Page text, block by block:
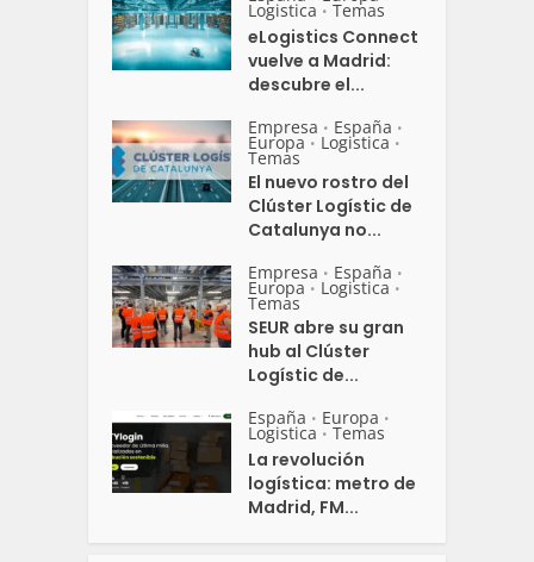
Logistica • Temas
eLogistics Connect
vuelve a Madrid:
descubre el...
Empresa • España •
Europa • Logistica •
Temas
El nuevo rostro del
Clúster Logístic de
Catalunya no...
Empresa • España •
Europa • Logistica •
Temas
SEUR abre su gran
hub al Clúster
Logístic de...
España • Europa •
Logistica • Temas
La revolución
logística: metro de
Madrid, FM...